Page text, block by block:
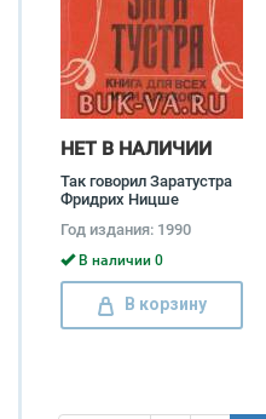
НЕТ В НАЛИЧИИ
Так говорил Заратустра
Фридрих Ницше
Год издания: 1990
В наличии 0
В корзину